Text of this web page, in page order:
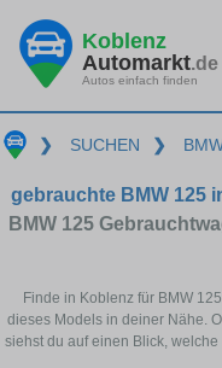
Koblenz
Automarkt.de
Autos einfach finden
❯ SUCHEN ❯
gebrauchte BMW 125
BMW 125
Finde in Koblenz für BMW
dieses Models in deiner Nähe.
siehst du auf einen Blick,